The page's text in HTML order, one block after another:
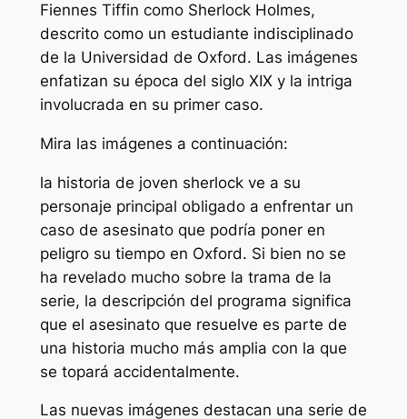
Fiennes Tiffin como Sherlock Holmes,
descrito como un estudiante indisciplinado
de la Universidad de Oxford. Las imágenes
enfatizan su época del siglo XIX y la intriga
involucrada en su primer caso.
Mira las imágenes a continuación:
la historia de joven sherlock ve a su
personaje principal obligado a enfrentar un
caso de asesinato que podría poner en
peligro su tiempo en Oxford. Si bien no se
ha revelado mucho sobre la trama de la
serie, la descripción del programa significa
que el asesinato que resuelve es parte de
una historia mucho más amplia con la que
se topará accidentalmente.
Las nuevas imágenes destacan una serie de